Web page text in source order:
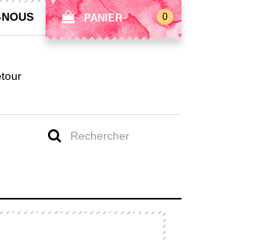
PANIER 0